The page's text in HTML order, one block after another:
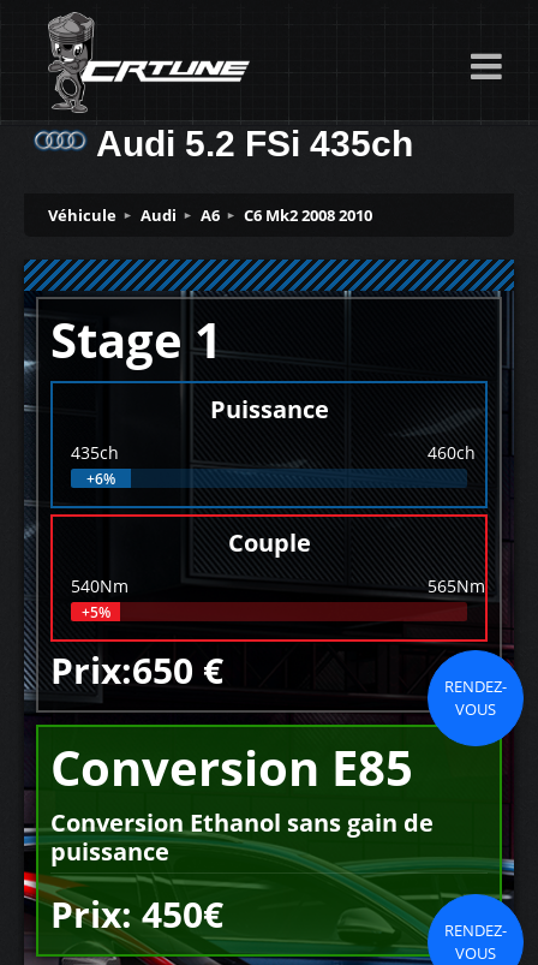
Audi 5.2 FSi 435ch
Véhicule Audi A6 C6 Mk2 2008 2010
Stage 1
Puissance
435ch 460ch
+6%
Couple
540Nm 565Nm
+5%
Prix:650 €
RENDEZ-
VOUS
Conversion E85
Conversion Ethanol sans gain de
puissance
Prix: 450€
RENDEZ-
VOUS